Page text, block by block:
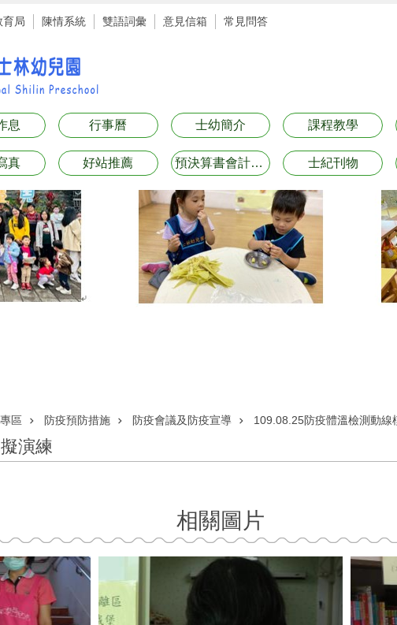
育局 陳情系統 雙語詞彙 意見信箱 常見問答
息 行事曆 士幼簡介 課程教學
真 好站推薦 預決算書會計月報表專區 士紀刊物
區 防疫預防措施 防疫會議及防疫宣導 109.08.25防疫體溫檢測動線
演練
相關圖片